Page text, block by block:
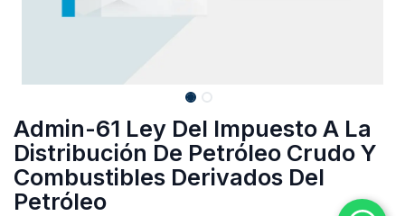
Admin-61 Ley Del Impuesto A La
Distribución De Petróleo Crudo Y
Combustibles Derivados Del
Petróleo